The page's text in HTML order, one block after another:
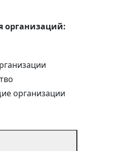
организаций:
организации